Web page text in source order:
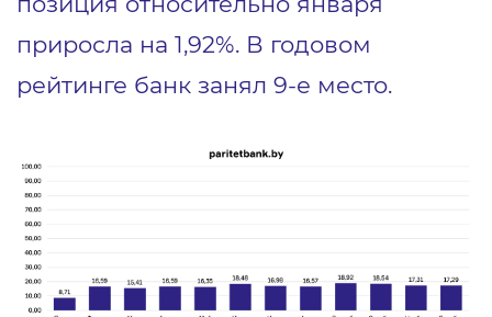
приросла на 1,92%. В годовом
рейтинге банк занял 9-е место.